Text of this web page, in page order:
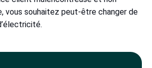
vous souhaitez peut-être changer de